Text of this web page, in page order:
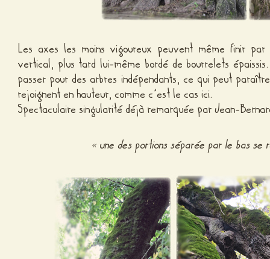
Les axes les moins vigoureux peuvent même finir
vertical, plus tard lui-même bordé de bourrelets
passer pour des arbres indépendants, ce qui peut
rejoignent en hauteur, comme c’est le cas ici.
Spectaculaire singularité déjà remarquée par Jean-
« une des portions séparée par le bas se